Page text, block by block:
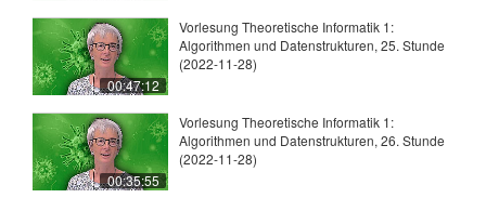
00:47:12
Vorlesung Theoretische Informatik 1:
Algorithmen und Datenstrukturen, 25. Stunde
(2022-11-28)
00:35:55
Vorlesung Theoretische Informatik 1:
Algorithmen und Datenstrukturen, 26. Stunde
(2022-11-28)